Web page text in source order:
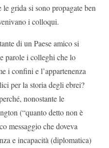
grida si sono propagate ben
i colloqui.
di un Paese amico si
parole i colleghi che lo
i confini e l’appartenenza
per la storia degli ebrei?
nonostante le
(“quanto detto non è
messaggio che doveva
e incapacità (diplomatica)